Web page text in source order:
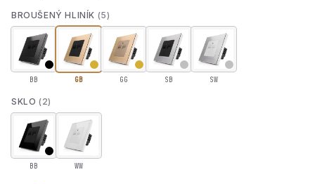
BROUŠENÝ HLINÍK (5)
BB GB GG SB SW
SKLO (2)
BB WW